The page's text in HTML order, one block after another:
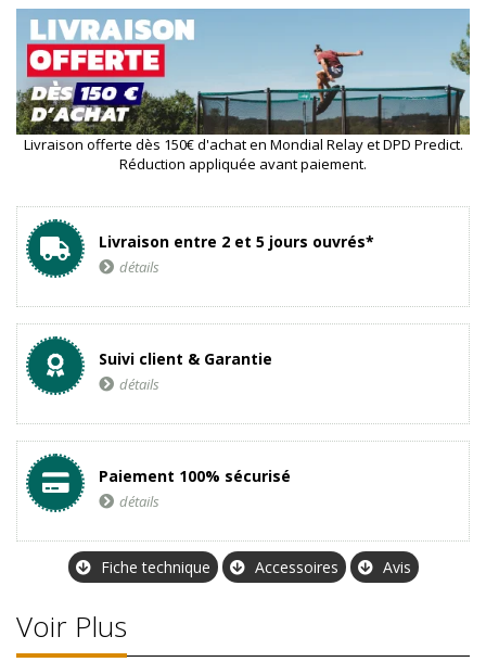
Livraison offerte dès 150€ d'achat en Mondial Relay et DPD Predict.
Réduction appliquée avant paiement.
Livraison entre 2 et 5 jours ouvrés*
détails
Suivi client & Garantie
détails
Paiement 100% sécurisé
détails
Fiche technique Accessoires Avis
Voir Plus